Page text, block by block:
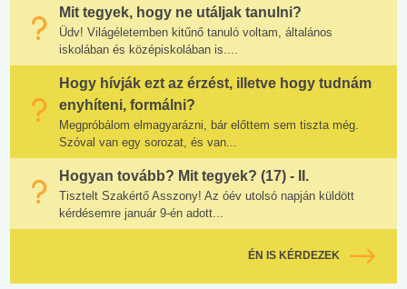
Mit tegyek, hogy ne utáljak tanulni?
Üdv! Világéletemben kitűnő tanuló voltam, általános
iskolában és középiskolában is....
Hogy hívják ezt az érzést, illetve hogy tudnám
enyhíteni, formálni?
Megpróbálom elmagyarázni, bár előttem sem tiszta még.
Szóval van egy sorozat, és van...
Hogyan tovább? Mit tegyek? (17) - II.
Tisztelt Szakértő Asszony! Az óév utolsó napján küldött
kérdésemre január 9-én adott...
ÉN IS KÉRDEZEK